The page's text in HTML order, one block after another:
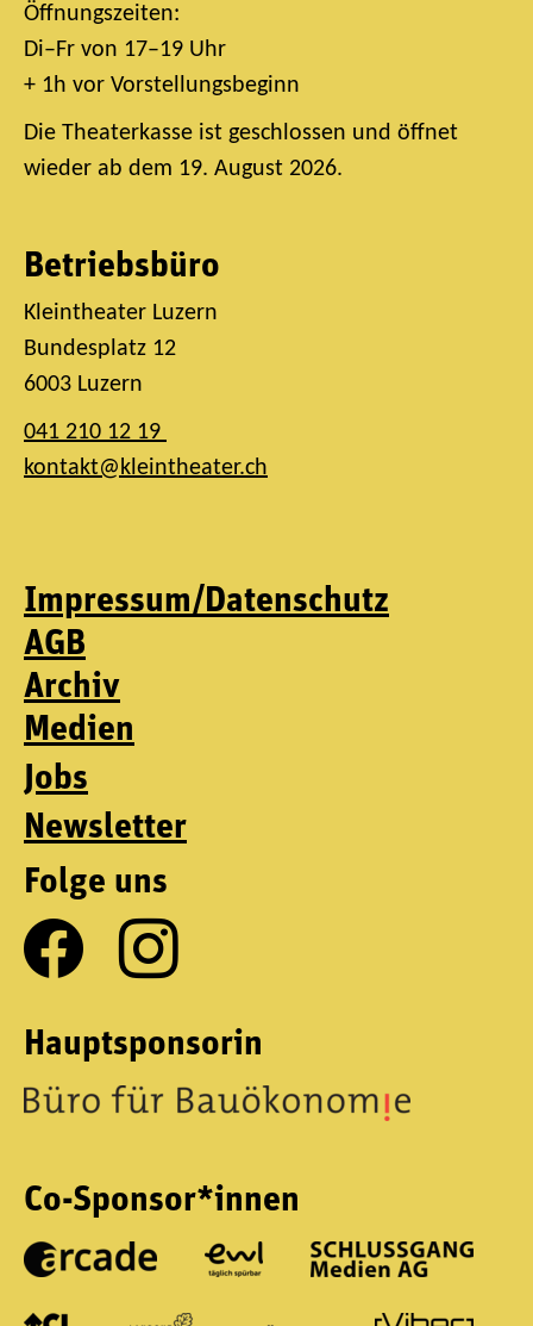
Öffnungszeiten:
Di–Fr von 17–19 Uhr
+ 1h vor Vorstellungsbeginn
Die Theaterkasse ist geschlossen und öffnet
wieder ab dem 19. August 2026.
Betriebsbüro
Kleintheater Luzern
Bundesplatz 12
6003 Luzern
041 210 12 19
kontakt@kleintheater.ch
Impressum/Datenschutz
AGB
Archiv
Medien
Jobs
Newsletter
Folge uns
Hauptsponsorin
Co-Sponsor*innen